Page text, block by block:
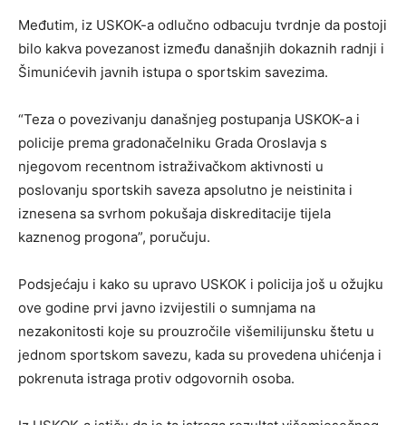
Međutim, iz USKOK-a odlučno odbacuju tvrdnje da postoji
bilo kakva povezanost između današnjih dokaznih radnji i
Šimunićevih javnih istupa o sportskim savezima.
“Teza o povezivanju današnjeg postupanja USKOK-a i
policije prema gradonačelniku Grada Oroslavja s
njegovom recentnom istraživačkom aktivnosti u
poslovanju sportskih saveza apsolutno je neistinita i
iznesena sa svrhom pokušaja diskreditacije tijela
kaznenog progona”, poručuju.
Podsjećaju i kako su upravo USKOK i policija još u ožujku
ove godine prvi javno izvijestili o sumnjama na
nezakonitosti koje su prouzročile višemilijunsku štetu u
jednom sportskom savezu, kada su provedena uhićenja i
pokrenuta istraga protiv odgovornih osoba.